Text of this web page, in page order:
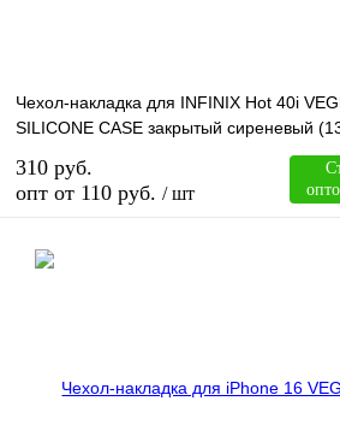
Чехол-накладка для INFINIX Hot 40i
SILICONE CASE закрытый сиреневый
310 руб.
опт от 110 руб. / шт
В избранное